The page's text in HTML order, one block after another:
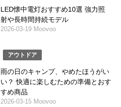
LED懐中電灯おすすめ10選 強力照
射や長時間持続モデル
2026-03-19 Moovoo
アウトドア
雨の日のキャンプ、やめたほうがい
い？ 快適に楽しむための準備とおす
すめ商品
2026-03-15 Moovoo